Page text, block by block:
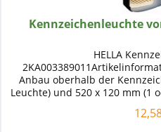
Kennzeichenleuchte
HELLA
Anbau oberhalb der
Leuchte) und 520 x 120 mm (1
rechts der